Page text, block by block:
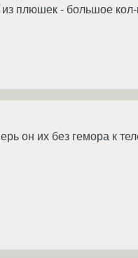
плюшек - большое кол-
он их без гемора к